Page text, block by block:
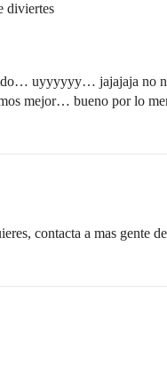
diviertes
uyyyyyy… jajajaja no
mejor… bueno por lo
contacta a mas gente